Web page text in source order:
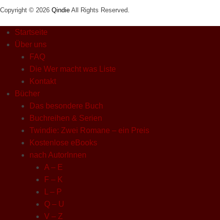
Copyright © 2026 Qindie All Rights Reserved.
Startseite
Über uns
FAQ
Die Wer macht was Liste
Kontakt
Bücher
Das besondere Buch
Buchreihen & Serien
Twindie: Zwei Romane – ein Preis
Kostenlose eBooks
nach AutorInnen
A – E
F – K
L – P
Q – U
V – Z